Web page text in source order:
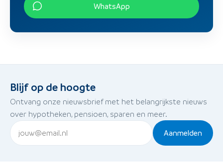
WhatsApp
Blijf op de hoogte
Ontvang onze nieuwsbrief met het belangrijkste nieuws
over hypotheken, pensioen, sparen en meer.
Aanmelden